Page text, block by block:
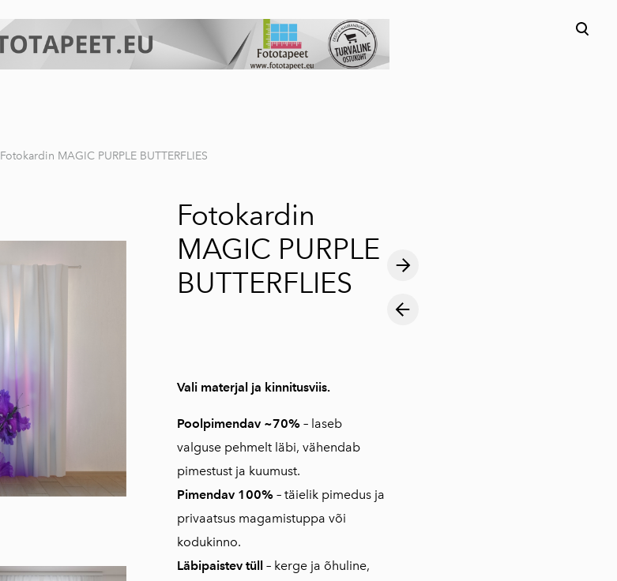
lisati ostukorvi.
Fotokardin MAGIC PURPLE BUTTERFLIES
Fotokardin
MAGIC PURPLE
BUTTERFLIES
Vali materjal ja kinnitusviis.
Poolpimendav ~70%– laseb
valguse pehmelt läbi, vähendab
pimestust ja kuumust.
Pimendav 100%– täielik pimedus ja
privaatsus magamistuppa või
kodukinno.
Läbipaistev tüll– kerge ja õhuline,